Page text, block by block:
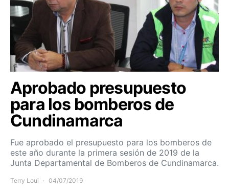
Aprobado presupuesto
para los bomberos de
Cundinamarca
Fue aprobado el presupuesto para los bomberos de
este año durante la primera sesión de 2019 de la
Junta Departamental de Bomberos de Cundinamarca.
Terry Loui 04/07/2019